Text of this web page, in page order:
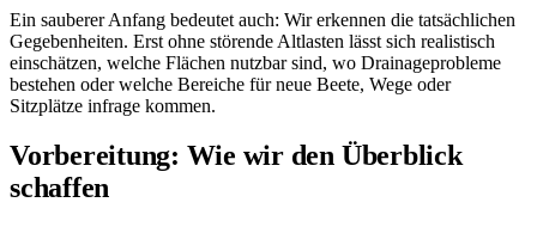
Ein sauberer Anfang bedeutet auch: Wir erkennen die tatsächlichen
Gegebenheiten. Erst ohne störende Altlasten lässt sich realistisch
einschätzen, welche Flächen nutzbar sind, wo Drainageprobleme
bestehen oder welche Bereiche für neue Beete, Wege oder
Sitzplätze infrage kommen.
Vorbereitung: Wie wir den Überblick
schaffen